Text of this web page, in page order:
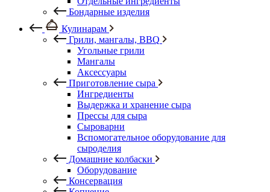
Бондарные изделия
Кулинарам
Грили, мангалы, BBQ
Угольные грили
Мангалы
Аксессуары
Приготовление сыра
Ингредиенты
Выдержка и хранение сыра
Прессы для сыра
Сыроварни
Вспомогательное оборудование для
сыроделия
Домашние колбаски
Оборудование
Консервация